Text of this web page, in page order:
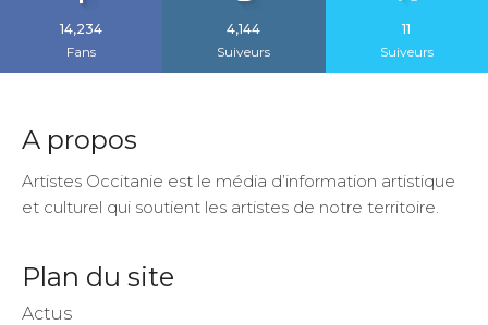
14,234
Fans
4,144
Suiveurs
11
Suiveurs
A propos
Artistes Occitanie est le média d’information artistique
et culturel qui soutient les artistes de notre territoire.
Plan du site
Actus